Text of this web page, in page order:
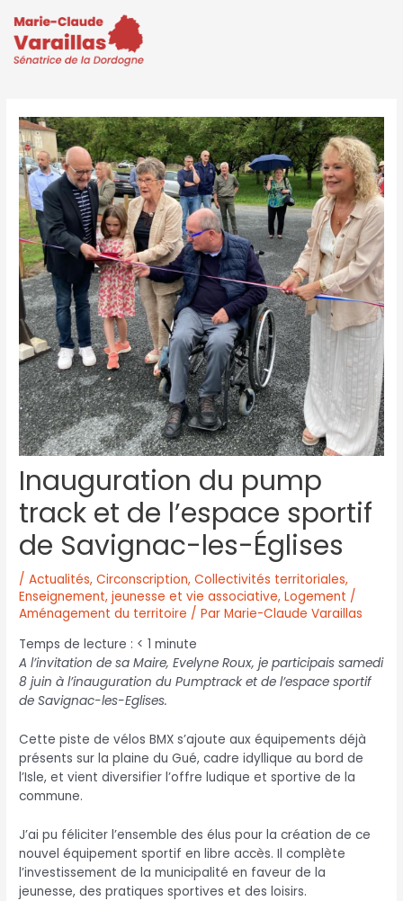
Inauguration du pump
track et de l’espace sportif
de Savignac-les-Églises
/Actualités,Circonscription,Collectivités territoriales,
Enseignement, jeunesse et vie associative,Logement /
Aménagement du territoire / ParMarie-Claude Varaillas
Temps de lecture : < 1 minute
A l’invitation de sa Maire, Evelyne Roux, je participais samedi
8 juin à l’inauguration du Pumptrack et de l’espace sportif
de Savignac-les-Eglises.
Cette piste de vélos BMX s’ajoute aux équipements déjà
présents sur la plaine du Gué, cadre idyllique au bord de
l’Isle, et vient diversifier l’offre ludique et sportive de la
commune.
J’ai pu féliciter l’ensemble des élus pour la création de ce
nouvel équipement sportif en libre accès. Il complète
l’investissement de la municipalité en faveur de la
jeunesse, des pratiques sportives et des loisirs.